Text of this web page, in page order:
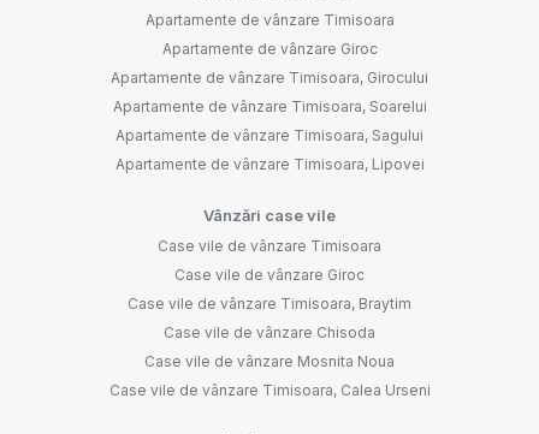
Apartamente de vânzare Timisoara
Apartamente de vânzare Giroc
Apartamente de vânzare Timisoara, Girocului
Apartamente de vânzare Timisoara, Soarelui
Apartamente de vânzare Timisoara, Sagului
Apartamente de vânzare Timisoara, Lipovei
Vânzări case vile
Case vile de vânzare Timisoara
Case vile de vânzare Giroc
Case vile de vânzare Timisoara, Braytim
Case vile de vânzare Chisoda
Case vile de vânzare Mosnita Noua
Case vile de vânzare Timisoara, Calea Urseni